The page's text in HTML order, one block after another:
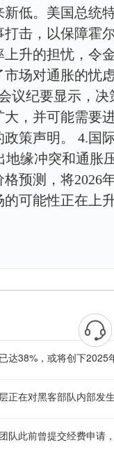
新低。美国总统
打击，以保障霍
升的担忧，令
场对通胀的忧
议纪要显示，
，并可能需要
策声明。 4.国
地缘冲突和通胀
预测，将2026
可能性正在上
达38%，或将创下2025
队此前曾提交经费申请